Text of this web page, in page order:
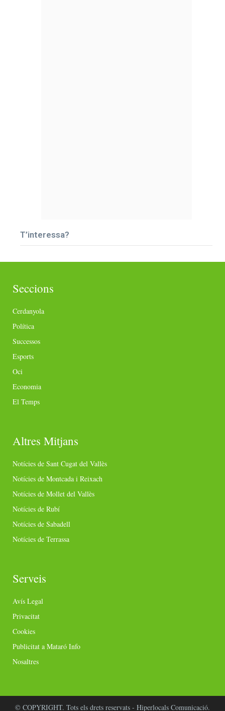
T’interessa?
Seccions
Cerdanyola
Política
Successos
Esports
Oci
Economia
El Temps
Altres Mitjans
Notícies de Sant Cugat del Vallès
Notícies de Montcada i Reixach
Notícies de Mollet del Vallès
Notícies de Rubí
Notícies de Sabadell
Notícies de Terrassa
Serveis
Avís Legal
Privacitat
Cookies
Publicitat a Mataró Info
Nosaltres
© COPYRIGHT. Tots els drets reservats - Hiperlocals Comunicació.